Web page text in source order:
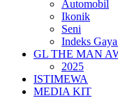
Automobil
Ikonik
Seni
Indeks
GL THE MAN
2025
ISTIMEWA
MEDIA KIT